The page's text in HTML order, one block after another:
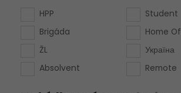
HPP
Brigáda
ŽL
Absolvent
Student
Home
Україна
Remote